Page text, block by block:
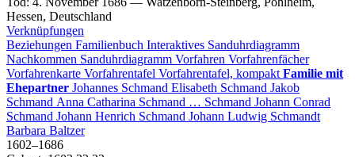
Hessen, Deutschland
Verknüpfungen
Beziehungen Familienbuch Interaktives Sanduhrdiagramm
Nachkommen Sanduhrdiagramm Vorfahren Vorfahrenfächer
Vorfahrenkarte Vorfahrentafel Vorfahrentafel, kompakt Familie mit
Ehepartner Johannes Schmand Elisabeth Schmand Jakob
Schmand Anna Catharina Schmand … Schmand Johann Conrad
Schmand Johann Henrich Schmand Johann Ludwig Schmandt
Barbara Baltzer
1602–1686